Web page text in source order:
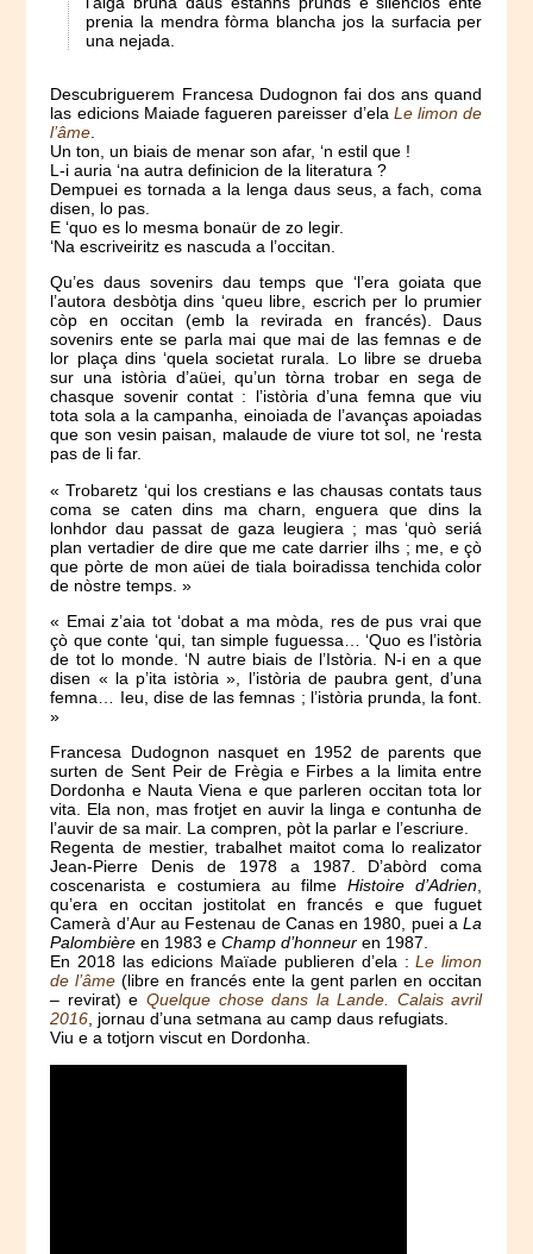
prenia la mendra fòrma blancha jos la surfacia per
una nejada.
Descubriguerem Francesa Dudognon fai dos ans quand
las edicions Maiade fagueren pareisser d’ela Le limon de
l’âme
Un ton, un biais de menar son afar, ‘n estil que !
L-i auria ‘na autra definicion de la literatura ?
Dempuei es tornada a la lenga daus seus, a fach, coma
disen, lo pas.
E ‘quo es lo mesma bonaür de zo legir.
‘Na escriveiritz es nascuda a l’occitan.
Qu’es daus sovenirs dau temps que ‘l’era goiata que
l’autora desbòtja dins ‘queu libre, escrich per lo prumier
còp en occitan (emb la revirada en francés). Daus
sovenirs ente se parla mai que mai de las femnas e de
lor plaça dins ‘quela societat rurala. Lo libre se drueba
sur una istòria d’aüei, qu’un tòrna trobar en sega de
chasque sovenir contat : l’istòria d’una femna que viu
tota sola a la campanha, einoiada de l’avanças apoiadas
que son vesin paisan, malaude de viure tot sol, ne ‘resta
pas de li far.
« Trobaretz ‘qui los crestians e las chausas contats taus
coma se caten dins ma charn, enguera que dins la
lonhdor dau passat de gaza leugiera ; mas ‘quò seriá
plan vertadier de dire que me cate darrier ilhs ; me, e çò
que pòrte de mon aüei de tiala boiradissa tenchida color
de nòstre temps. »
« Emai z’aia tot ‘dobat a ma mòda, res de pus vrai que
çò que conte ‘qui, tan simple fuguessa… ‘Quo es l’istòria
de tot lo monde. ‘N autre biais de l’Istòria. N-i en a que
disen « la p’ita istòria », l’istòria de paubra gent, d’una
femna… Ieu, dise de las femnas ; l’istòria prunda, la font.
»
Francesa Dudognon nasquet en 1952 de parents que
surten de Sent Peir de Frègia e Firbes a la limita entre
Dordonha e Nauta Viena e que parleren occitan tota lor
vita. Ela non, mas frotjet en auvir la linga e contunha de
l’auvir de sa mair. La compren, pòt la parlar e l’escriure.
Regenta de mestier, trabalhet maitot coma lo realizator
Jean-Pierre Denis de 1978 a 1987. D’abòrd coma
coscenarista e costumiera au filmeHistoire d’Adrien,
qu’era en occitan jostitolat en francés e que fuguet
Camerà d’Aur au Festenau de Canas en 1980, puei aLa
Palombière en 1983 eChamp d’honneur en 1987.
En 2018 las edicions Maïade publieren d’ela :Le limon
de l’âme (libre en francés ente la gent parlen en occitan
– revirat) eQuelque chose dans la Lande. Calais avril
2016, jornau d’una setmana au camp daus refugiats.
Viu e a totjorn viscut en Dordonha.